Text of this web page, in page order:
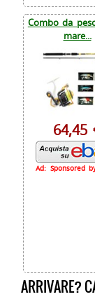
Combo da
mare...
64,45
Ad: Sponsored
ARRIVARE?